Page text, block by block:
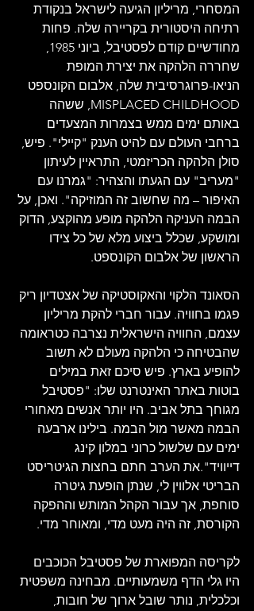
המסחרי, מריליון הגיעה לישראל בנקודת
רתיחה היסטורית בקריירה שלה. פחות
מחודשיים קודם לפסטיבל, ביוני 1985,
שחררה הלהקה את יצירת המופת
הניאו-פרוגרסיבית שלה, אלבום הקונספט
MISPLACED CHILDHOOD, ששהה
באותם ימים ממש בצמרות המצעדים
ברחבי העולם עם להיט הענק "קיילי". פיש,
סולן הלהקה הכריזמטי, התראיין לעיתון
"מעריב" עם הגעתו והצהיר: "גמרנו עם
האיפור – מה שחשוב זה המוזיקה". ואכן, על
הבמה העניקה הלהקה מופע מהוקצע, הדוק
ומושקע, שכלל ביצוע מלא של כל צידו
הראשון של אלבום הקונספט.
הסאונד הלקוי והאקוסטיקה של אצטדיון ריק
פגמו בחוויה. עבור חברי להקת מריליון
עצמם, החוויה הישראלית נצרבה כטראומה
שהבטיחה כי הלהקה מעולם לא תשוב
להופיע בארץ. פיש סיכם זאת במילים
בוטות באתר האינטרנט שלו: "פסטיבל
מגוחך בתל אביב. היו יותר אנשים מאחורי
הבמה מאשר מול הבמה. בילינו ארבעה
ימים עם שלשול כרוני במלון קינג
דייוויד".את הערב חתם בחצות הגיטריסט
הבריטי אלווין לי, שנתן הופעת גיטרה
סוחפת, אך עבור הקהל המותש וההפקה
הקורסת, זה היה מעט מדי, ומאוחר מדי.
לקריסה המפוארת של פסטיבל הכוכבים
היו גלי הדף משמעותיים. מבחינה משפטית
וכלכלית, נותר שובל ארוך של חובות,